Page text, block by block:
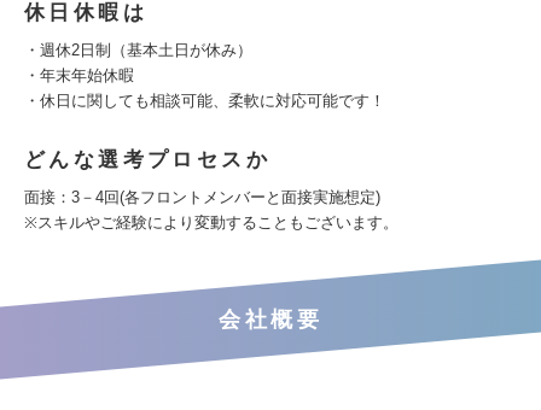
休日休暇は
・週休2日制（基本土日が休み）
・年末年始休暇
・休日に関しても相談可能、柔軟に対応可能です！
どんな選考プロセスか
面接：3－4回(各フロントメンバーと面接実施想定)
※スキルやご経験により変動することもございます。
会社概要